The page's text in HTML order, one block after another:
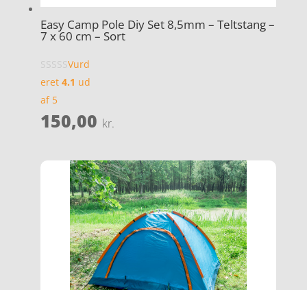
Easy Camp Pole Diy Set 8,5mm – Teltstang –
7 x 60 cm – Sort
Vurd
eret 4.1 ud
af 5
150,00 kr.